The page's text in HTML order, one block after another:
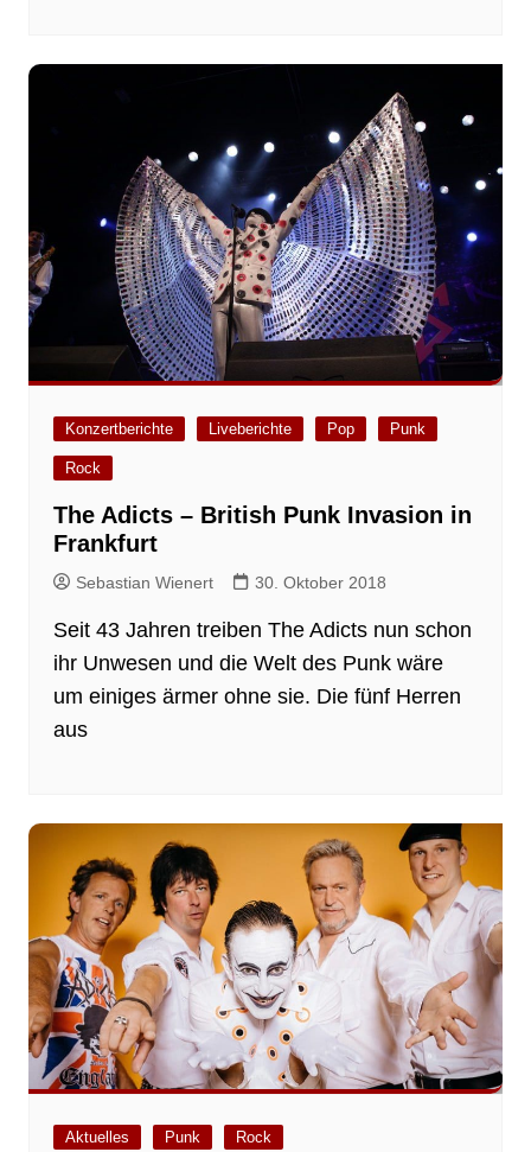
Konzertberichte Liveberichte Pop Punk
Rock
The Adicts – British Punk Invasion in
Frankfurt
Sebastian Wienert 30. Oktober 2018
Seit 43 Jahren treiben The Adicts nun schon
ihr Unwesen und die Welt des Punk wäre
um einiges ärmer ohne sie. Die fünf Herren
aus
Aktuelles Punk Rock